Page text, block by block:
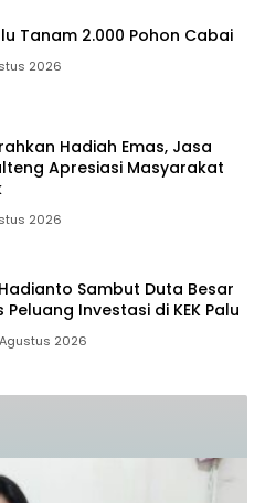
Tanam 2.000 Pohon Cabai
2026
Hadiah Emas, Jasa
Apresiasi Masyarakat
2026
Sambut Duta Besar
Peluang Investasi di KEK Palu
2026